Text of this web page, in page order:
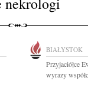
BIAŁYSTOK
Przyjaciółce
wyrazy